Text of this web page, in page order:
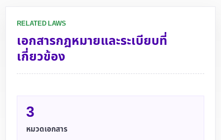
RELATED LAWS
เอกสารกฎหมายและระเบียบที่
เกี่ยวข้อง
3
หมวดเอกสาร